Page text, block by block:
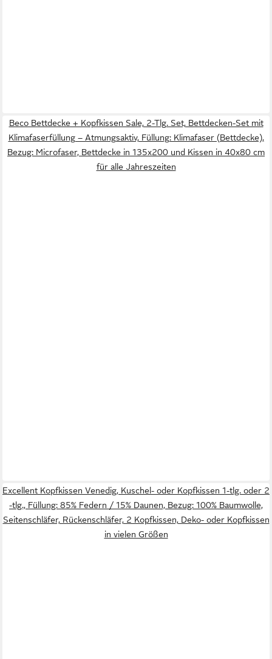
Beco Bettdecke + Kopfkissen Sale, 2-Tlg. Set, Bettdecken-Set mit
Klimafaserfüllung – Atmungsaktiv, Füllung: Klimafaser (Bettdecke),
Bezug: Microfaser, Bettdecke in 135x200 und Kissen in 40x80 cm
für alle Jahreszeiten
Excellent Kopfkissen Venedig, Kuschel- oder Kopfkissen 1-tlg. oder 2
-tlg., Füllung: 85% Federn / 15% Daunen, Bezug: 100% Baumwolle,
Seitenschläfer, Rückenschläfer, 2 Kopfkissen, Deko- oder Kopfkissen
in vielen Größen